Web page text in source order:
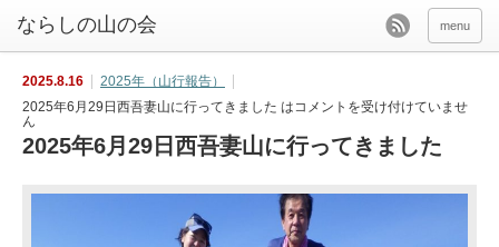
menu
2025.8.16
2025年（山行報告）
2025年6月29日西吾妻山に行ってきました はコメントを受け付けていませ
ん
2025年6月29日西吾妻山に行ってきました